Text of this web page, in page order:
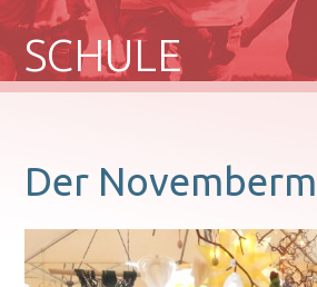
SCHULE
Der